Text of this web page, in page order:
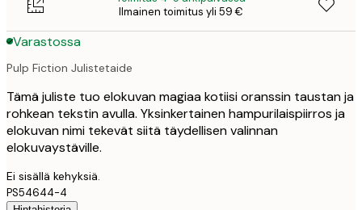
Ilmainen toimitus yli 59 €
Varastossa
Pulp Fiction Julistetaide
Tämä juliste tuo elokuvan magiaa kotiisi oranssin taustan ja
rohkean tekstin avulla. Yksinkertainen hampurilaispiirros ja
elokuvan nimi tekevät siitä täydellisen valinnan
elokuvaystäville.
Ei sisällä kehyksiä.
PS54644-4